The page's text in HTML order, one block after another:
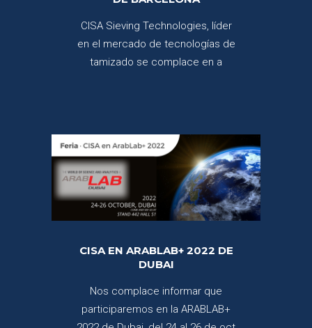
CISA Sieving Technologies, líder
en el mercado de tecnologías de
tamizado se complace en a
CISA EN ARABLAB+ 2022 DE
DUBAI
Nos complace informar que
participaremos en la ARABLAB+